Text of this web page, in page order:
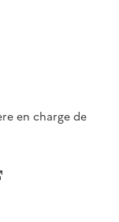
en charge de